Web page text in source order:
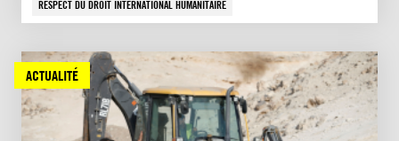
RESPECT DU DROIT INTERNATIONAL HUMANITAIRE
ACTUALITÉ